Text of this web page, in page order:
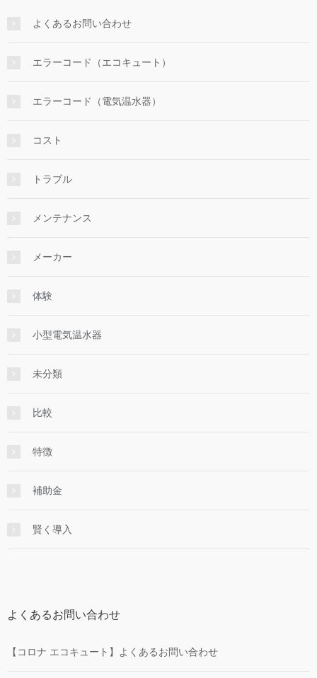
よくあるお問い合わせ
エラーコード（エコキュート）
エラーコード（電気温水器）
コスト
トラブル
メンテナンス
メーカー
体験
小型電気温水器
未分類
比較
特徴
補助金
賢く導入
よくあるお問い合わせ
【コロナ エコキュート】よくあるお問い合わせ